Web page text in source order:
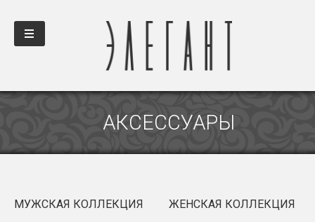
АКСЕССУАРЫ
МУЖСКАЯ КОЛЛЕКЦИЯ
ЖЕНСКАЯ КОЛЛЕКЦИЯ